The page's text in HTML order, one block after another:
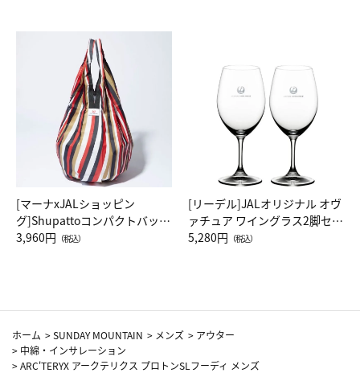
[マーナxJALショッピン
グ]Shupattoコンパクトバッグ
Drop JAL客室乗務員（LC）ス
3,960円 （税込）
[リーデル]JALオリジナル オヴ
ァチュア ワイングラス2脚セッ
ト（レッドワイン）
5,280円 （税込）
ホーム >SUNDAY MOUNTAIN > メンズ > アウター
> 中綿・インサレーション
>ARC'TERYX アークテリクス プロトンSLフーディ メンズ